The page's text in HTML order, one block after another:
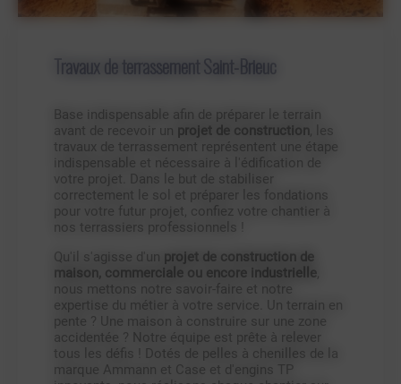
Travaux de terrassement Saint-Brieuc
Base indispensable afin de préparer le terrain
avant de recevoir un projet de construction
, les
travaux de terrassement représentent une étape
indispensable et nécessaire à l'édification de
votre projet. Dans le but de stabiliser
correctement le sol et préparer les fondations
pour votre futur projet, confiez votre chantier à
nos terrassiers professionnels !
Qu'il s'agisse d'un projet de construction de
maison, commerciale ou encore industrielle
nous mettons notre savoir-faire et notre
expertise du métier à votre service. Un terrain en
pente ? Une maison à construire sur une zone
accidentée ? Notre équipe est prête à relever
tous les défis ! Dotés de pelles à chenilles de la
marque Ammann et Case et d'engins TP